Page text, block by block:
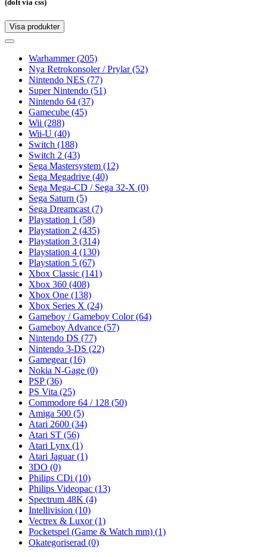
(dolt via css)
Visa produkter
Toggle
Toggle
navigationWarhammer(205)
Nya Retrokonsoler / Prylar(52)
Nintendo NES (77)
Super Nintendo (51)
Nintendo 64 (37)
Gamecube (45)
Wii (288)
Wii-U (40)
Switch (188)
Switch 2 (43)
Sega Mastersystem (12)
Sega Megadrive (40)
Sega Mega-CD / Sega 32-X (0)
Sega Saturn (5)
Sega Dreamcast (7)
Playstation 1 (58)
Playstation 2 (435)
Playstation 3 (314)
Playstation 4 (130)
Playstation 5 (67)
Xbox Classic (141)
Xbox 360 (408)
Xbox One (138)
Xbox Series X (24)
Gameboy / Gameboy Color(64)
Gameboy Advance (57)
Nintendo DS (77)
Nintendo 3-DS (22)
Gamegear(16)
Nokia N-Gage (0)
PSP(36)
PS Vita (25)
Commodore 64 / 128 (50)
Amiga 500 (5)
Atari 2600 (34)
Atari ST (56)
Atari Lynx (1)
Atari Jaguar(1)
3DO (0)
Philips CDi (10)
Philips Videopac (13)
Spectrum 48K (4)
Intellivision (10)
Vectrex & Luxor(1)
Pocketspel (Game & Watch mm) (1)
Okategoriserad (0)